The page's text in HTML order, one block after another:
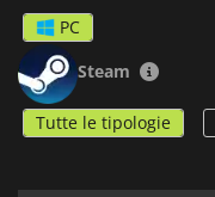
PC
Steam
Tutte le tipologie